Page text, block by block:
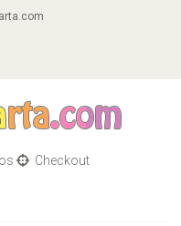
Checkout